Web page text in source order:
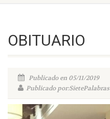
OBITUARIO
Publicado en 05/11/2019
Publicado por:SietePalabras